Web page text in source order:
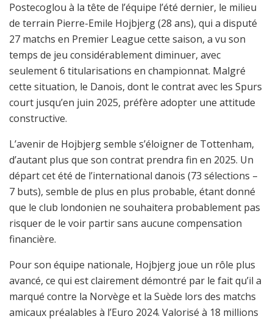
Postecoglou à la tête de l’équipe l’été dernier, le milieu
de terrain Pierre-Emile Hojbjerg (28 ans), qui a disputé
27 matchs en Premier League cette saison, a vu son
temps de jeu considérablement diminuer, avec
seulement 6 titularisations en championnat. Malgré
cette situation, le Danois, dont le contrat avec les Spurs
court jusqu’en juin 2025, préfère adopter une attitude
constructive.
L’avenir de Hojbjerg semble s’éloigner de Tottenham,
d’autant plus que son contrat prendra fin en 2025. Un
départ cet été de l’international danois (73 sélections –
7 buts), semble de plus en plus probable, étant donné
que le club londonien ne souhaitera probablement pas
risquer de le voir partir sans aucune compensation
financière.
Pour son équipe nationale, Hojbjerg joue un rôle plus
avancé, ce qui est clairement démontré par le fait qu’il a
marqué contre la Norvège et la Suède lors des matchs
amicaux préalables à l’Euro 2024. Valorisé à 18 millions